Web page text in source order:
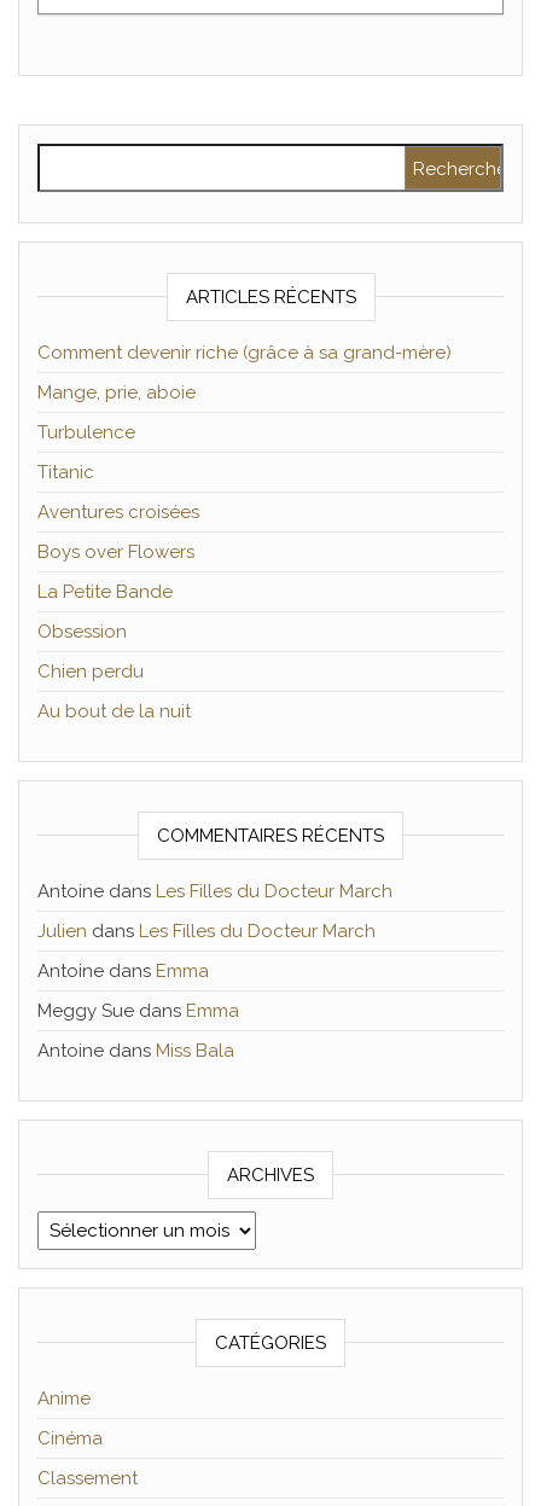
ARTICLES RÉCENTS
Comment devenir riche (grâce à sa grand-mère)
Mange, prie, aboie
Turbulence
Titanic
Aventures croisées
Boys over Flowers
La Petite Bande
Obsession
Chien perdu
Au bout de la nuit
COMMENTAIRES RÉCENTS
Antoine dans Les Filles du Docteur March
Julien dans Les Filles du Docteur March
Antoine dans Emma
Meggy Sue dans Emma
Antoine dans Miss Bala
ARCHIVES
Archives
CATÉGORIES
Anime
Cinéma
Classement